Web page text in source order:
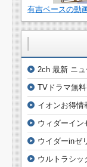
有吉ベースの動
2ch 最新 ニ
TVドラマ無
イオンお得情
ウィダーイン
ウイダーinゼ
ウルトラシッ